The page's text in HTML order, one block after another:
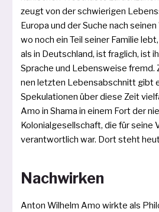
zeugt von der schwie­ri­gen
Europa und der Suche nach
wo noch ein Teil sei­ner Familie
als in Deutschland, ist frag­lich, ist
Sprache und Lebensweise
nen letz­ten Lebensabschnitt gibt
Spekulationen über die­se Zeit
Amo in Shama in einem Fort der
Kolonial­gesellschaft, die für sei­ne
ver­ant­wort­lich war. Dort steht
Nachwirken
Anton Wilhelm Amo wirk­te als